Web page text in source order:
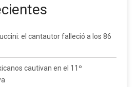
el cantautor falleció a los 86
cautivan en el 11º